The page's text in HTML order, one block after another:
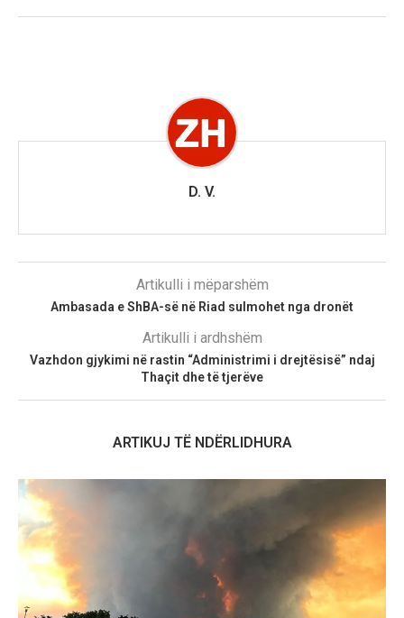
D. V.
Artikulli i mëparshëm
Ambasada e ShBA-së në Riad sulmohet nga dronët
Artikulli i ardhshëm
Vazhdon gjykimi në rastin “Administrimi i drejtësisë” ndaj
Thaçit dhe të tjerëve
ARTIKUJ TË NDËRLIDHURA